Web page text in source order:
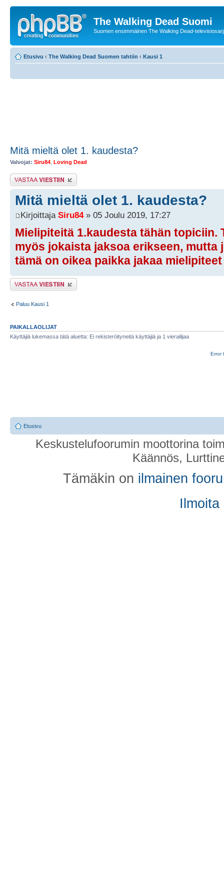
The Walking Dead Suomi
Suomen ensimmäinen The Walking Dead-
Etusivu ‹ The Walking Dead Suomen tahtiin ‹ Kausi 1
Mitä mieltä olet 1. kaudesta?
Valvojat: Siru84 Loving Dead
Lähetä vastaus
Mitä mieltä olet 1. kaudesta?
Kirjoittaja Siru84» 05 Joulu 2019, 17:27
Mielipiteitä 1.kaudesta tähän topiciin.
myös jokaista jaksoa erikseen, mutta
tämä on oikea paikka jakaa
Lähetä vastaus
Paluu Kausi 1
PAIKALLAOLIJAT
Käyttäjiä lukemassa tätä aluetta: Ei rekisteröityneitä käyttäjiä ja 1 vierailijaa
Error
Etusivu
Keskustelufoorumin moottorina
Käännös,
Tämäkin on ilmainen